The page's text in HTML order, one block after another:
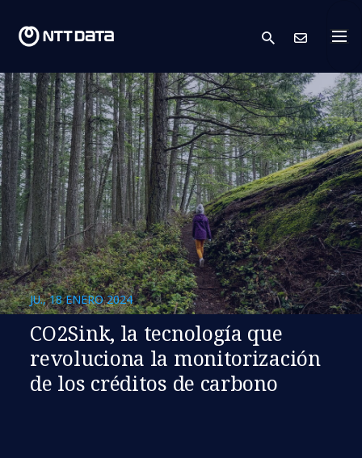
search
JU., 18 ENERO 2024
CO2Sink, la tecnología que
revoluciona la monitorización
de los créditos de carbono